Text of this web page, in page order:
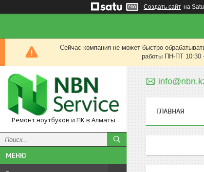
Создать сайт на
Сейчас компания не может быстро
работы ПН-ПТ 10:30
Ремонт ноутбуков и ПК в Алматы
ГЛАВНАЯ